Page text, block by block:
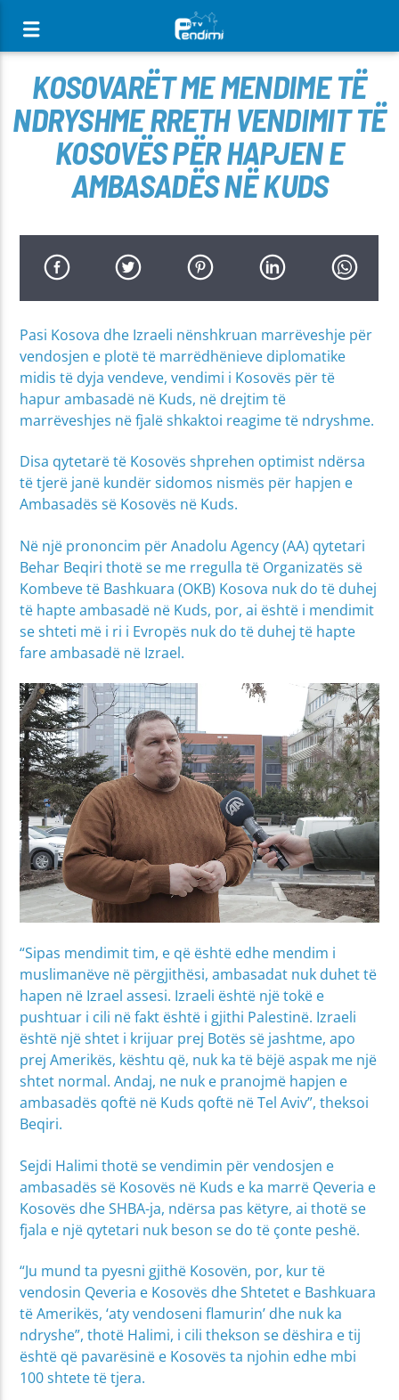
KOSOVARËT ME MENDIME TË
NDRYSHME RRETH VENDIMIT TË
KOSOVËS PËR HAPJEN E
AMBASADËS NË KUDS
Pasi Kosova dhe Izraeli nënshkruan marrëveshje për
vendosjen e plotë të marrëdhënieve diplomatike
midis të dyja vendeve, vendimi i Kosovës për të
hapur ambasadë në Kuds, në drejtim të
marrëveshjes në fjalë shkaktoi reagime të ndryshme.
Disa qytetarë të Kosovës shprehen optimist ndërsa
të tjerë janë kundër sidomos nismës për hapjen e
Ambasadës së Kosovës në Kuds.
Në një prononcim për Anadolu Agency (AA) qytetari
Behar Beqiri thotë se me rregulla të Organizatës së
Kombeve të Bashkuara (OKB) Kosova nuk do të duhej
të hapte ambasadë në Kuds, por, ai është i mendimit
se shteti më i ri i Evropës nuk do të duhej të hapte
fare ambasadë në Izrael.
“Sipas mendimit tim, e që është edhe mendim i
muslimanëve në përgjithësi, ambasadat nuk duhet të
hapen në Izrael assesi. Izraeli është një tokë e
pushtuar i cili në fakt është i gjithi Palestinë. Izraeli
është një shtet i krijuar prej Botës së jashtme, apo
prej Amerikës, kështu që, nuk ka të bëjë aspak me një
shtet normal. Andaj, ne nuk e pranojmë hapjen e
ambasadës qoftë në Kuds qoftë në Tel Aviv”, theksoi
Beqiri.
Sejdi Halimi thotë se vendimin për vendosjen e
ambasadës së Kosovës në Kuds e ka marrë Qeveria e
Kosovës dhe SHBA-ja, ndërsa pas këtyre, ai thotë se
fjala e një qytetari nuk beson se do të çonte peshë.
“Ju mund ta pyesni gjithë Kosovën, por, kur të
vendosin Qeveria e Kosovës dhe Shtetet e Bashkuara
të Amerikës, ‘aty vendoseni flamurin’ dhe nuk ka
ndryshe”, thotë Halimi, i cili thekson se dëshira e tij
është që pavarësinë e Kosovës ta njohin edhe mbi
100 shtete të tjera.